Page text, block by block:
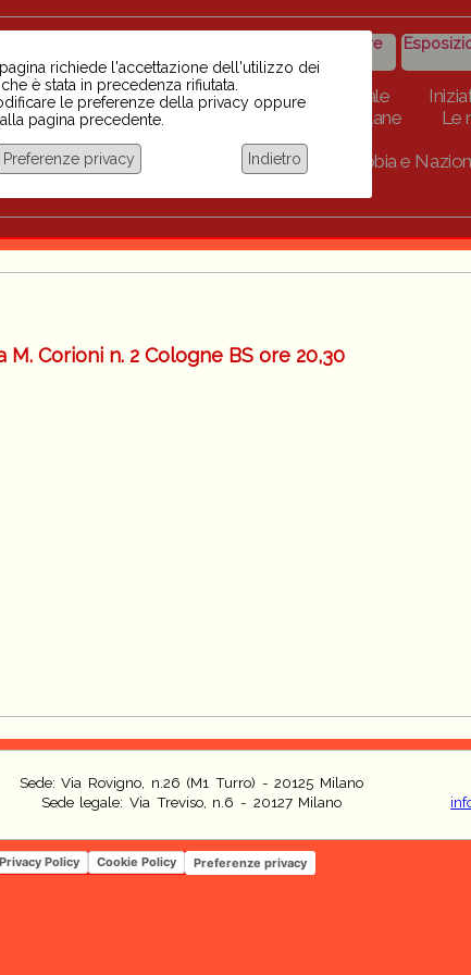
iniziative
Storico iniziative
Home Scuola BINARI Biblioteca digitale
per le scuole 2023-2024
Link Collane
Le
Chi siamo
Docenti contro Razzismo, Xenofobia e
richiede l'accettazione dell'utilizzo dei
è stata in precedenza rifiutata.
le preferenze della privacy oppure
pagina precedente.
Preferenze privacy Indietro
Corioni n. 2 Cologne BS ore 20,30
Sede: Via Rovigno, n.26 (M1 Turro) - 20125 Milano
Sede legale: Via Treviso, n.6 - 20127 Milano
Privacy Policy Cookie Policy Preferenze privacy